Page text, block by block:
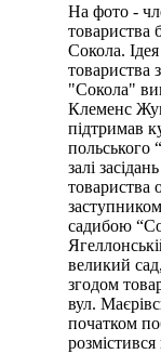
На фото -
товариства
Сокола.
товариства
"Сокола"
Клеменс
підтримав
польського
залі
товариства
садибою
великий
згодом
вул.
по­чатком